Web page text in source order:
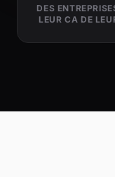
DES
LEUR CA DE